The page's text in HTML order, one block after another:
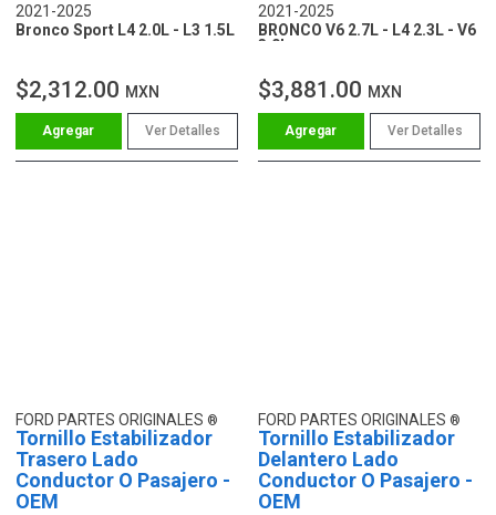
2021-2025
Bronco Sport L4 2.0L - L3 1.5L
$2,312.00 MXN
Ver Detalles
2021-2025
BRONCO V6 2.7L - L4 2.3L - V6
3.0L
$3,881.00 MXN
Ver Detalles
FORD PARTES ORIGINALES
Tornillo Estabilizador
Trasero Lado
Conductor O Pasajero -
OEM
FORD PARTES ORIGINALES
Tornillo Estabilizador
Delantero Lado
Conductor O Pasajero -
OEM